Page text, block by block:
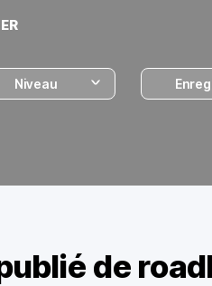
Niveau
de